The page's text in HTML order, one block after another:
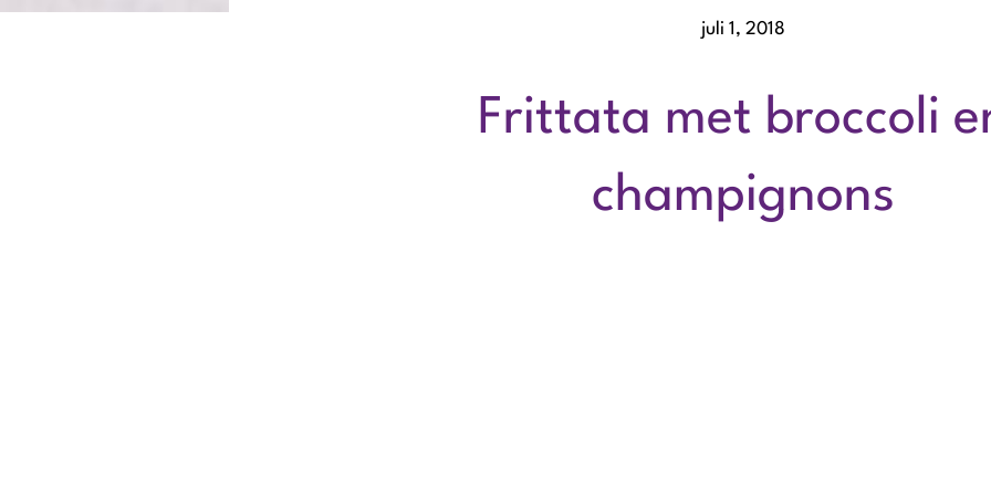
juli 1, 2018
Frittata met broccoli
champignons